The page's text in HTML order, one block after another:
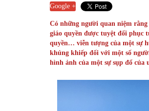
Google +
Có những người quan niệm
giáo quyền được tuyệt đối phục
quyền… viễn tượng của một sự
khủng khiếp đối với một số
hình ảnh của một sự sụp đổ